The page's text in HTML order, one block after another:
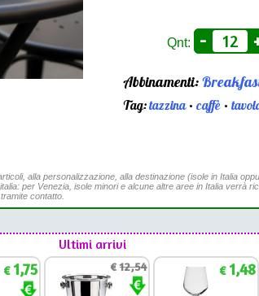
Qnt: -
Abbinamenti:
Tag:tazzina• caffè•
alla personalizzazione, alla destinazione (isole in Italia
per Venezia, isole minori e alcune altre aree in Italia verrà
contatto.
Ultimi arrivi
€1,75 €12,54 €1,48